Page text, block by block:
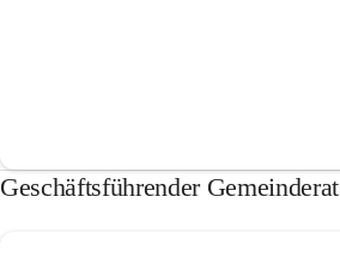
Geschäftsführender Gemeinderat